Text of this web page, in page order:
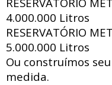
4.000.000 Litros
RESERVATÓRIO
5.000.000 Litros
Ou construímos
medida.